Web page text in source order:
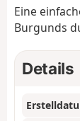
Eine
Burgunds
Details